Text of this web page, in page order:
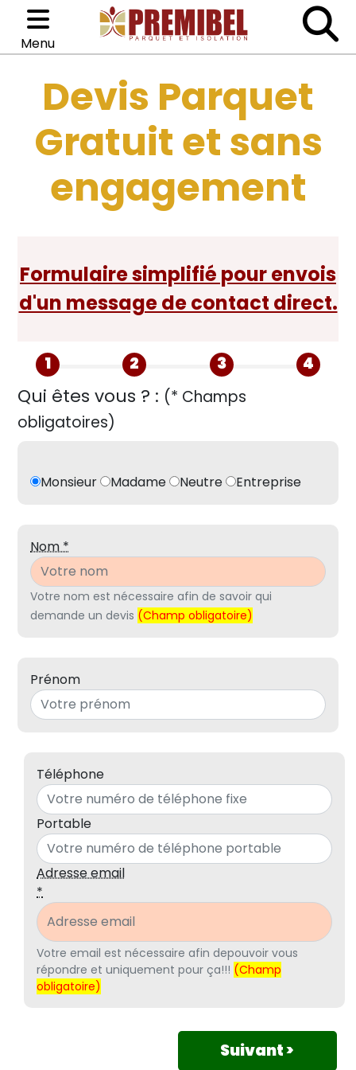
Menu
Catégories
Isolation
Colle
Accessoires
Devis Parquet
Gratuit et sans
engagement
Formulaire simplifié pour envois
d'un message de contact direct.
1 2 3 4
Qui êtes vous ? : (* Champs
obligatoires)
Monsieur Madame Neutre Entreprise
Nom *
Votre nom est nécessaire afin de savoir qui
demande un devis (Champ obligatoire)
Prénom
Téléphone
Portable
Adresse email
*
Votre email est nécessaire afin depouvoir vous
répondre et uniquement pour ça!!! (Champ
obligatoire)
Suivant >